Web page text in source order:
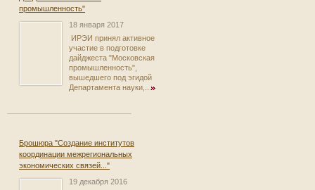
промышленность"
18 января 2017
ИРЭИ принял активное
участие в подготовке
дайджеста "Московская
промышленность",
вышедшего под эгидой
Департамента науки,...
Брошюра "Создание институтов
координации межрегиональных
экономических связей..."
19 декабря 2016